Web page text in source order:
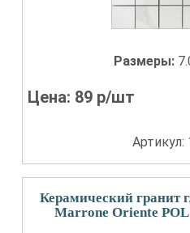
Размеры:
Цена: 89 р/шт
Артикул:
Керамический гранит
Marrone Oriente